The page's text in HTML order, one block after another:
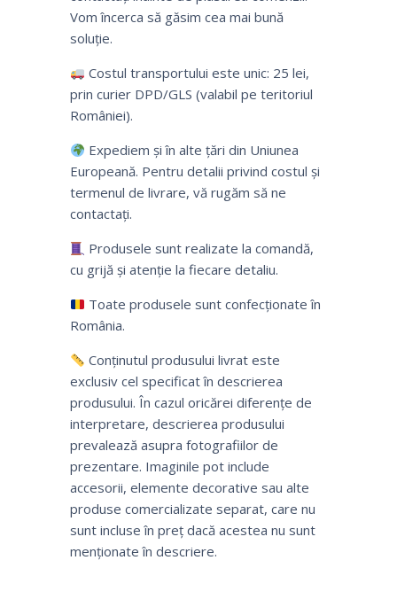
Vom încerca să găsim cea mai bună
soluție.
Costul transportului este unic: 25 lei,
prin curier DPD/GLS (valabil pe teritoriul
României).
Expediem și în alte țări din Uniunea
Europeană. Pentru detalii privind costul și
termenul de livrare, vă rugăm să ne
contactați.
Produsele sunt realizate la comandă,
cu grijă și atenție la fiecare detaliu.
Toate produsele sunt confecționate în
România.
Conținutul produsului livrat este
exclusiv cel specificat în descrierea
produsului. În cazul oricărei diferențe de
interpretare, descrierea produsului
prevalează asupra fotografiilor de
prezentare. Imaginile pot include
accesorii, elemente decorative sau alte
produse comercializate separat, care nu
sunt incluse în preț dacă acestea nu sunt
menționate în descriere.